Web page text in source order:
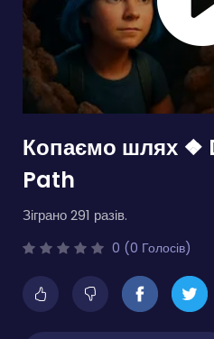
Копаємо шлях ❖
Path
Зіграно 291 разів.
0 (0 Голосів)